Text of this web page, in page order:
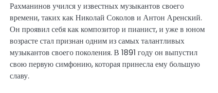
Рахманинов учился у известных музыкантов своего
времени, таких как Николай Соколов и Антон Аренский.
Он проявил себя как композитор и пианист, и уже в юном
возрасте стал признан одним из самых талантливых
музыкантов своего поколения. В 1891 году он выпустил
свою первую симфонию, которая принесла ему большую
славу.